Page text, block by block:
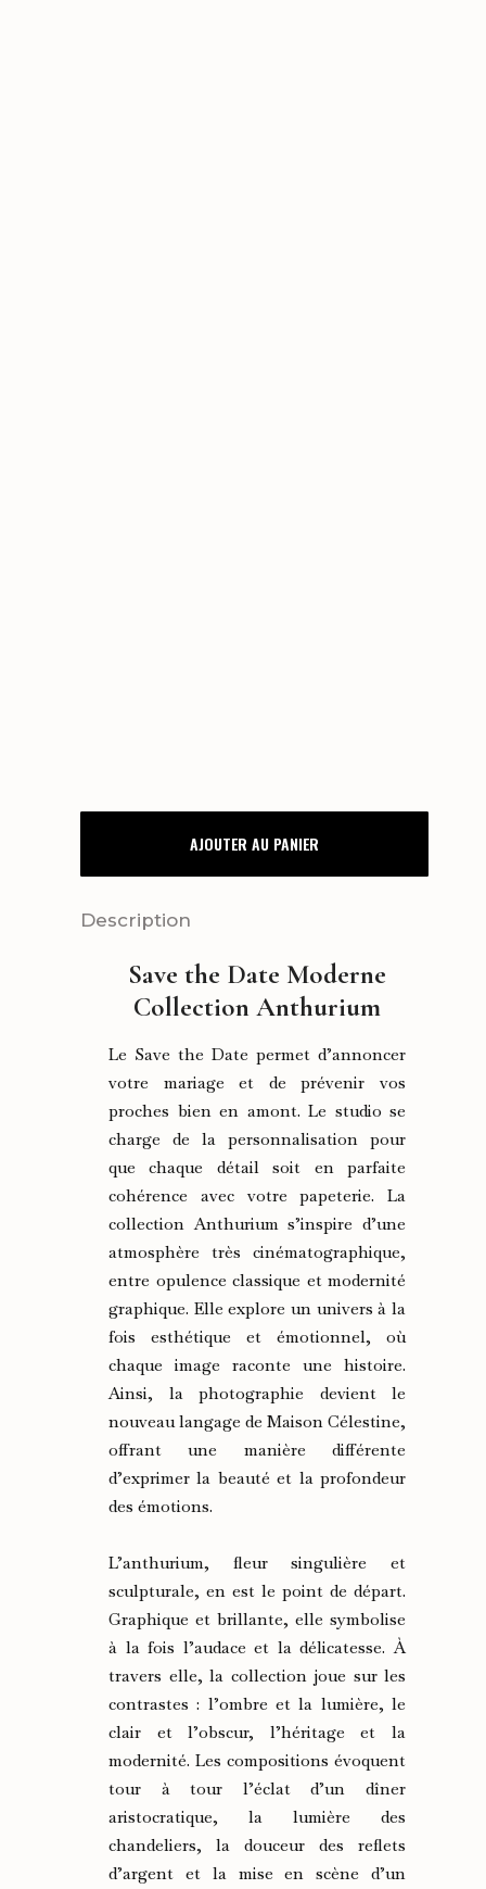
DATE
AJOUTER AU PANIER
Description
Save the Date Moderne
Collection Anthurium
Le Save the Date permet d’annoncer
votre mariage et de prévenir vos
proches bien en amont. Le studio se
charge de la personnalisation pour
que chaque détail soit en parfaite
cohérence avec votre papeterie. La
collection Anthurium s’inspire d’une
atmosphère très cinématographique,
entre opulence classique et modernité
graphique. Elle explore un univers à la
fois esthétique et émotionnel, où
chaque image raconte une histoire.
Ainsi, la photographie devient le
nouveau langage de Maison Célestine,
offrant une manière différente
d’exprimer la beauté et la profondeur
des émotions.
L’anthurium, fleur singulière et
sculpturale, en est le point de départ.
Graphique et brillante, elle symbolise
à la fois l’audace et la délicatesse. À
travers elle, la collection joue sur les
contrastes : l’ombre et la lumière, le
clair et l’obscur, l’héritage et la
modernité. Les compositions évoquent
tour à tour l’éclat d’un dîner
aristocratique, la lumière des
chandeliers, la douceur des reflets
d’argent et la mise en scène d’un